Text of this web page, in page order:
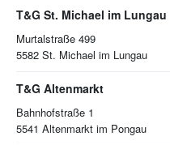
T&G St. Michael im Lungau
Murtalstraße 499
5582 St. Michael im Lungau
T&G Altenmarkt
Bahnhofstraße 1
5541 Altenmarkt im Pongau